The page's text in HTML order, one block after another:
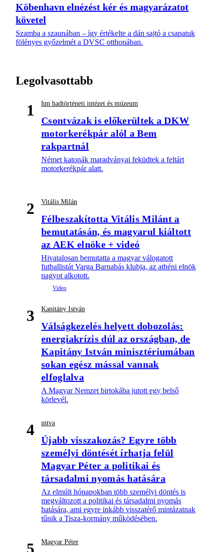
Köbenhavn elnézést kér és magyarázatot
követel
Szamba a szaunában – így értékelte a dán sajtó a csapatuk
fölényes győzelmét a DVSC otthonában.
Legolvasottabb
1 hm hadtörténeti intézet és múzeum
Csontvázak is előkerültek a DKW
motorkerékpár alól a Bem
rakpartnál
Német katonák maradványai feküdtek a feltárt
motorkerékpár alatt.
2 Vitális Milán
Félbeszakította Vitális Milánt a
bemutatásán, és magyarul kiáltott
az AEK elnöke + videó
Hivatalosan bemutatta a magyar válogatott
futballistát Varga Barnabás klubja, az athéni elnök
nagyot alkotott.
3 Kapitány István
Válságkezelés helyett dobozolás:
energiakrízis dúl az országban, de
Kapitány István minisztériumában
sokan egész mással vannak
elfoglalva
A Magyar Nemzet birtokába jutott egy belső
körlevél.
4 mtva
Újabb visszakozás? Egyre több
személyi döntését írhatja felül
Magyar Péter a politikai és
társadalmi nyomás hatására
Az elmúlt hónapokban több személyi döntés is
megváltozott a politikai és társadalmi nyomás
hatására, ami egyre inkább visszatérő mintázatnak
tűnik a Tisza-kormány működésében.
Magyar Péter